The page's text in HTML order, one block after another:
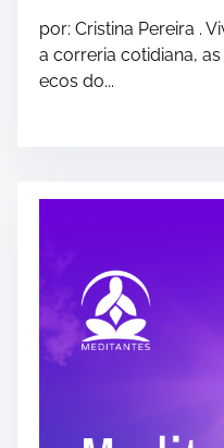
por: Cristina Pereira .
a correria cotidiana,
ecos do...